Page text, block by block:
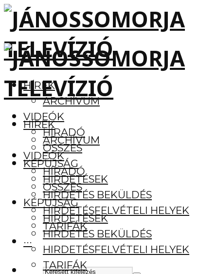
HÍREK
ARCHÍVUM
VIDEÓK
HÍRADÓ
ÖSSZES
KÉPÚJSÁG
HIRDETÉSEK
HIRDETÉS BEKÜLDÉS
HIRDETÉSFELVÉTELI HELYEK
TARIFÁK
···
HÍREK
ARCHÍVUM
VIDEÓK
HÍRADÓ
ÖSSZES
KÉPÚJSÁG
HIRDETÉSEK
HIRDETÉS BEKÜLDÉS
HIRDETÉSFELVÉTELI HELYEK
TARIFÁK